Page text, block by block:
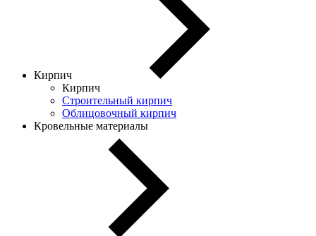
Кирпич
Кирпич
Строительный кирпич
Облицовочный кирпич
Кровельные материалы